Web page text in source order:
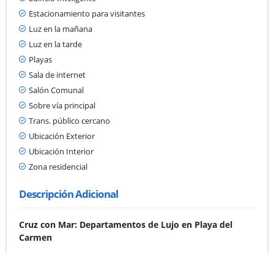
Estacionamiento para visitantes
Luz en la mañana
Luz en la tarde
Playas
Sala de internet
Salón Comunal
Sobre vía principal
Trans. público cercano
Ubicación Exterior
Ubicación Interior
Zona residencial
Descripción Adicional
Cruz con Mar: Departamentos de Lujo en Playa del
Carmen